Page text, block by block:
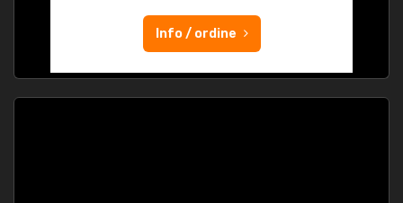
Info / ordine